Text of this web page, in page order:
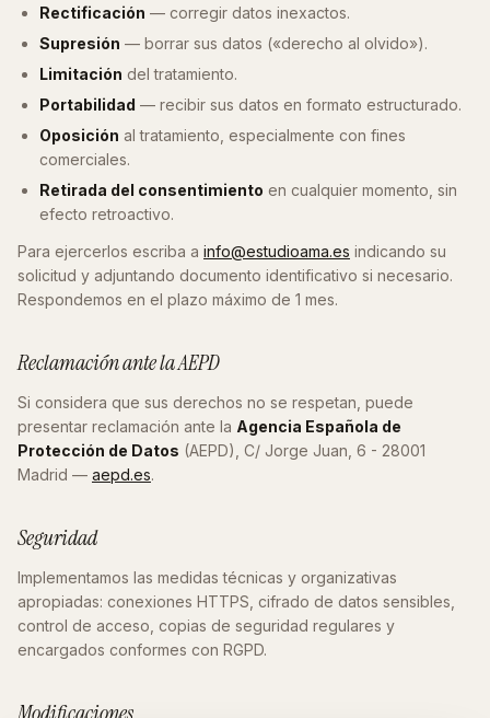
Rectificación — corregir datos inexactos.
Supresión — borrar sus datos («derecho al olvido»).
Limitación del tratamiento.
Portabilidad — recibir sus datos en formato estructurado.
Oposición al tratamiento, especialmente con fines
comerciales.
Retirada del consentimiento en cualquier momento, sin
efecto retroactivo.
Para ejercerlos escriba a info@estudioama.es indicando su
solicitud y adjuntando documento identificativo si necesario.
Respondemos en el plazo máximo de 1 mes.
Reclamación ante la AEPD
Si considera que sus derechos no se respetan, puede
presentar reclamación ante la Agencia Española de
Protección de Datos (AEPD), C/ Jorge Juan, 6 - 28001
Madrid — aepd.es.
Seguridad
Implementamos las medidas técnicas y organizativas
apropiadas: conexiones HTTPS, cifrado de datos sensibles,
control de acceso, copias de seguridad regulares y
encargados conformes con RGPD.